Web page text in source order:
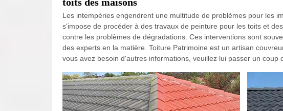
Les intempéries engendrent une multitude de problèmes pour les
s'impose de procéder à des travaux de peinture pour les toits et
contre les problèmes de dégradations. Ces interventions sont
des experts en la matière. Toiture Patrimoine est un artisan
vous avez besoin d'autres informations, veuillez lui passer un coup